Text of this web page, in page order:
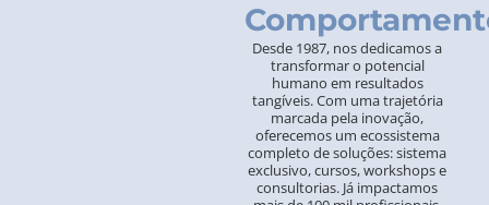
Desde 1987, nos dedicamos a
transformar o potencial
humano em resultados
tangíveis. Com uma trajetória
marcada pela inovação,
oferecemos um ecossistema
completo de soluções: sistema
exclusivo, cursos, workshops e
consultorias. Já impactamos